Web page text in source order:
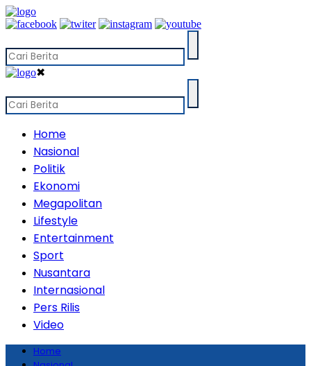
✖
Home
Nasional
Politik
Ekonomi
Megapolitan
Lifestyle
Entertainment
Sport
Nusantara
Internasional
Pers Rilis
Video
Home